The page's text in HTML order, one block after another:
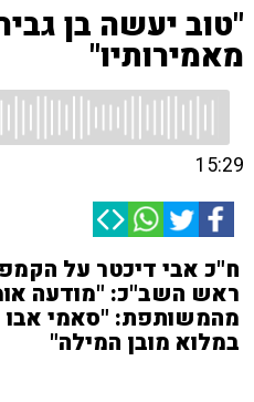
"טוב יעשה בן
מאמירותיו"
15:29
ח"כ אבי דיכטר על
ראש השב"כ: "מודעה
מהמשותפת: "סאמי
במלוא מובן המילה"